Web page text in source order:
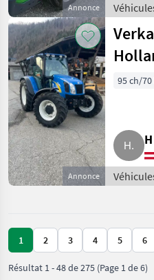
Annonce
à
ferme
Annonce
95 ch/70
à
1 2 3 4 5 6
Résultat 1-48de275 (Page 1 de 6)